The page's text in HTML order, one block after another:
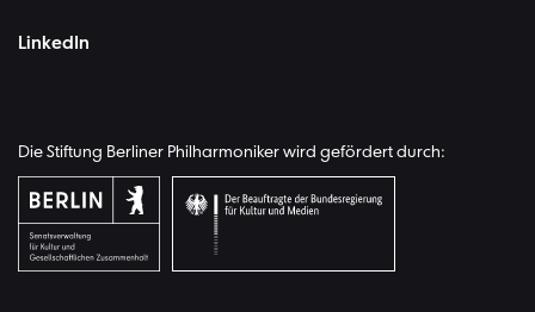
LinkedIn
Die Stiftung Berliner Philharmoniker wird gefördert durch: